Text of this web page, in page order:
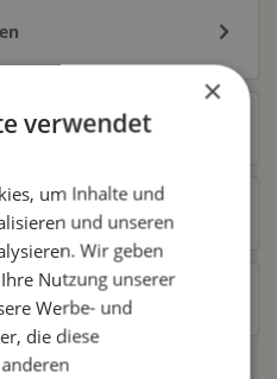
angesehen
×
verwendet
um Inhalte und
und unseren
Wir geben
Nutzung unserer
Werbe- und
die diese